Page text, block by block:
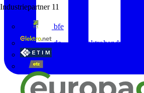
Industriepartner 11
bfe
de - das Elektrohandwerk